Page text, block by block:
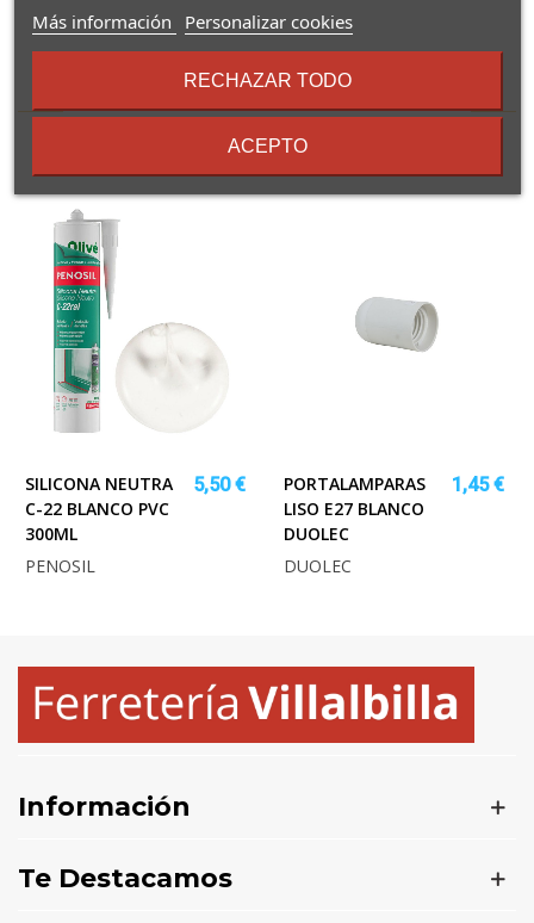
16 Otros Productos En La
Misma Categoría:
SILICONA NEUTRA
C-22 BLANCO PVC
300ML
5,50 €
PENOSIL
PORTALAMPARAS
LISO E27 BLANCO
DUOLEC
1,45 €
DUOLEC
Información
Te Destacamos
Más información
sobre
términos
condiciones
Personalizar cookies
RECHAZAR TODO
ACEPTO